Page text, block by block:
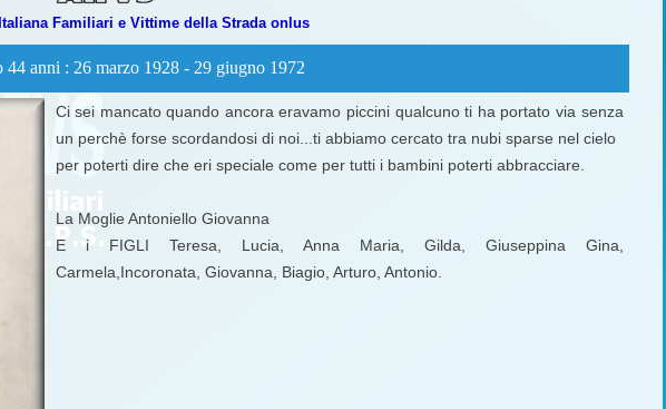
Familiari e Vittime della Strada onlus
44 anni : 26 marzo 1928 - 29 giugno 1972
Ci sei mancato quando ancora eravamo piccini qualcuno ti ha portato via senza
un perchè forse scordandosi di noi...ti abbiamo cercato tra nubi sparse nel cielo
per poterti dire che eri speciale come per tutti i bambini poterti abbracciare.
La Moglie Antoniello Giovanna
E i FIGLI Teresa, Lucia, Anna Maria, Gilda, Giuseppina Gina,
Carmela,Incoronata, Giovanna, Biagio, Arturo, Antonio.